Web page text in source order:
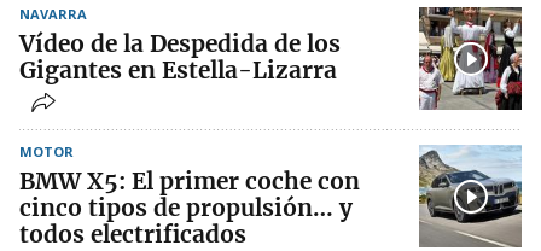
NAVARRA
Vídeo de la Despedida de los
Gigantes en Estella-Lizarra
MOTOR
BMW X5: El primer coche con
cinco tipos de propulsión… y
todos electrificados